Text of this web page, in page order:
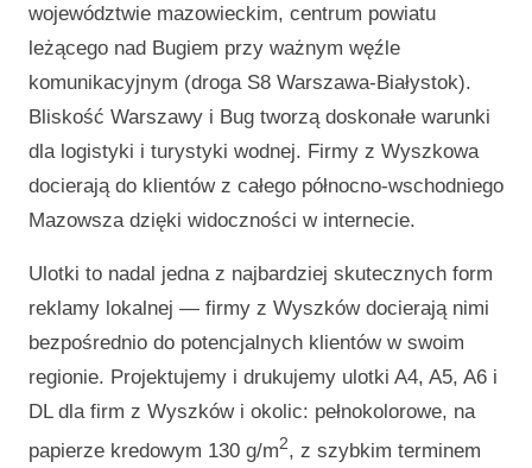
województwie mazowieckim, centrum powiatu
leżącego nad Bugiem przy ważnym węźle
komunikacyjnym (droga S8 Warszawa-Białystok).
Bliskość Warszawy i Bug tworzą doskonałe warunki
dla logistyki i turystyki wodnej. Firmy z Wyszkowa
docierają do klientów z całego północno-wschodniego
Mazowsza dzięki widoczności w internecie.
Ulotki to nadal jedna z najbardziej skutecznych form
reklamy lokalnej — firmy z Wyszków docierają nimi
bezpośrednio do potencjalnych klientów w swoim
regionie. Projektujemy i drukujemy ulotki A4, A5, A6 i
DL dla firm z Wyszków i okolic: pełnokolorowe, na
papierze kredowym 130 g/m2, z szybkim terminem